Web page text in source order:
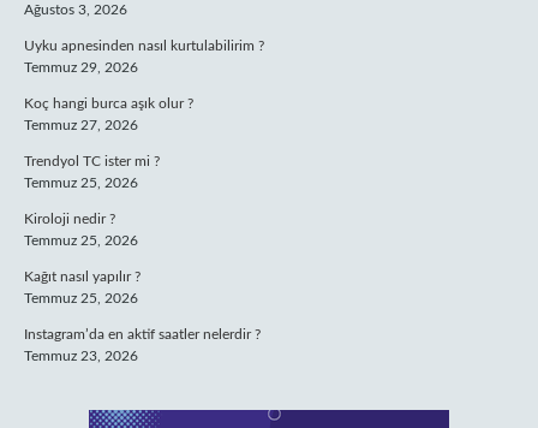
Ağustos 3, 2026
Uyku apnesinden nasıl kurtulabilirim ?
Temmuz 29, 2026
Koç hangi burca aşık olur ?
Temmuz 27, 2026
Trendyol TC ister mi ?
Temmuz 25, 2026
Kiroloji nedir ?
Temmuz 25, 2026
Kağıt nasıl yapılır ?
Temmuz 25, 2026
Instagram’da en aktif saatler nelerdir ?
Temmuz 23, 2026